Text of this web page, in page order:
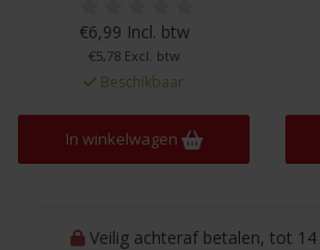
€6,99 Incl. btw
€5,78 Excl. btw
Beschikbaar
In winkelwagen
Veilig achteraf betalen, tot